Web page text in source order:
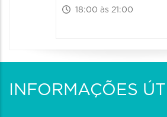
18:00 às 21:00
INFORMAÇÕES